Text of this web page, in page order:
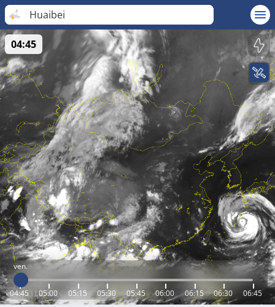
Huaibei
ven.
04:45 05:00 05:15 05:30 05:45 06:00 06:15 06:30 06:45
04:45